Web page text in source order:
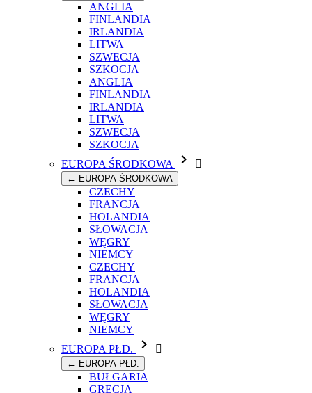
ANGLIA
FINLANDIA
IRLANDIA
LITWA
SZWECJA
SZKOCJA
ANGLIA
FINLANDIA
IRLANDIA
LITWA
SZWECJA
SZKOCJA
EUROPA ŚRODKOWA
 
← EUROPA ŚRODKOWA
CZECHY
FRANCJA
HOLANDIA
SŁOWACJA
WĘGRY
NIEMCY
CZECHY
FRANCJA
HOLANDIA
SŁOWACJA
WĘGRY
NIEMCY
EUROPA PŁD.
 
← EUROPA PŁD.
BUŁGARIA
GRECJA